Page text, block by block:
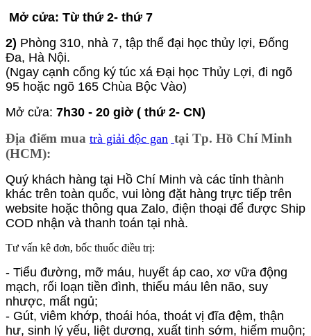
Mở cửa: Từ thứ 2- thứ 7
2) Phòng 310, nhà 7, tập thể đại học thủy lợi, Đống
Đa, Hà Nội.
(Ngay cạnh cổng ký túc xá Đại học Thủy Lợi, đi ngõ
95 hoặc ngõ 165 Chùa Bộc Vào)
Mở cửa: 7h30 - 20 giờ ( thứ 2- CN)
Địa điểm mua trà giải độc gan tại Tp. Hồ Chí Minh
(HCM):
Quý khách hàng tại Hồ Chí Minh và các tỉnh thành
khác trên toàn quốc, vui lòng đặt hàng trực tiếp trên
website hoặc thông qua Zalo, điện thoại để được Ship
COD nhận và thanh toán tại nhà.
Tư vấn kê đơn, bốc thuốc điều trị:
- Tiểu đường, mỡ máu, huyết áp cao, xơ vữa động
mạch, rối loạn tiền đình, thiếu máu lên não, suy
nhược, mất ngủ;
- Gút, viêm khớp, thoái hóa, thoát vị đĩa đệm, thận
hư, sinh lý yếu, liệt dương, xuất tinh sớm, hiếm muộn;